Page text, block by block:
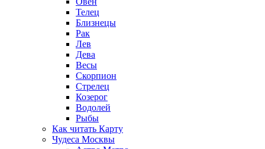
Телец
Близнецы
Рак
Лев
Дева
Весы
Скорпион
Стрелец
Козерог
Водолей
Рыбы
Как читать Карту
Чудеса Москвы